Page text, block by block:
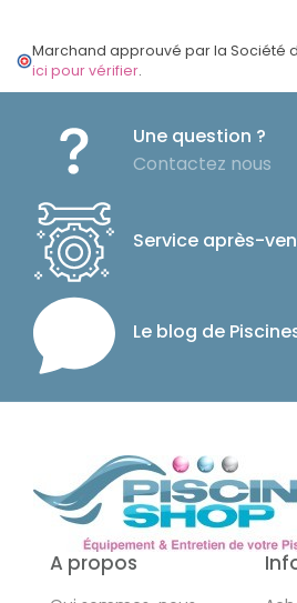
Marchand approuvé par la Société
ici pour vérifier.
Une question ?
Contactez nous
Service après-
Le blog de
A propos